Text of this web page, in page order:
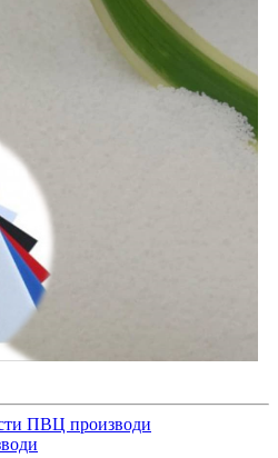
ПВЦ производи